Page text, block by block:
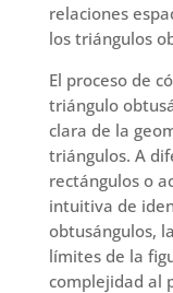
relaciones
los triángulos
El proceso de
triángulo
clara de la
triángulos. A
rectángulos o
intuitiva de
obtusángulos,
límites de la
complejidad al